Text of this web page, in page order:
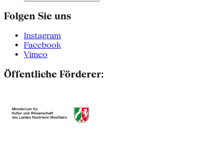
Folgen Sie uns
Instagram
Facebook
Vimeo
Öffentliche Förderer: